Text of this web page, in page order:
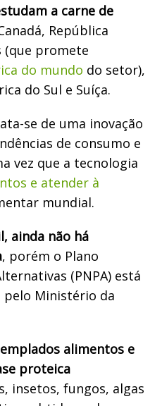
a carne de
República
(que promete
do mundo do setor),
do Sul e Suíça.
se de uma inovação
de consumo e
vez que a tecnologia
e atender à
mundial.
ainda não há
, porém o Plano
(PNPA) está
pelo Ministério da
alimentos e
proteica
insetos, fungos, algas